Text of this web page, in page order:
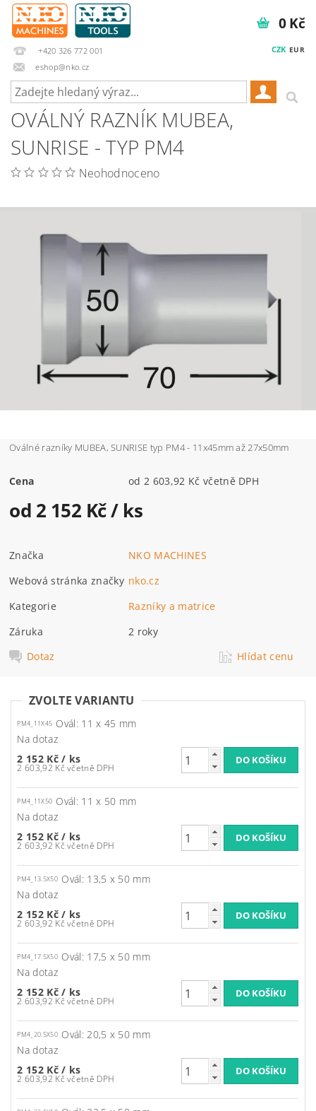
+420 326 772 001
eshop@nko.cz
CZK EUR
0 Kč
OVÁLNÝ RAZNÍK MUBEA,
SUNRISE - TYP PM4
Neohodnoceno
Oválné razníky MUBEA, SUNRISE typ PM4 - 11x45mm až 27x50mm
Cena od 2 603,92 Kč včetně DPH
od 2 152 Kč/ ks
Značka
NKO MACHINES
Webová stránka značky nko.cz
Kategorie
Razníky a matrice
Záruka
2 roky
Dotaz
Hlídat cenu
ZVOLTE VARIANTU
PM4_11X45 Ovál: 11 x 45 mm
Na dotaz
2 152 Kč/ ks
2 603,92 Kč včetně DPH
PM4_11X50 Ovál: 11 x 50 mm
Na dotaz
2 152 Kč/ ks
2 603,92 Kč včetně DPH
PM4_13.5X50 Ovál: 13,5 x 50 mm
Na dotaz
2 152 Kč/ ks
2 603,92 Kč včetně DPH
PM4_17.5X50 Ovál: 17,5 x 50 mm
Na dotaz
2 152 Kč/ ks
2 603,92 Kč včetně DPH
PM4_20.5X50 Ovál: 20,5 x 50 mm
Na dotaz
2 152 Kč/ ks
2 603,92 Kč včetně DPH